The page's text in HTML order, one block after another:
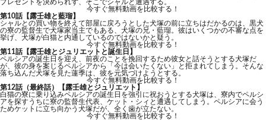
プレゼントを決められず、そこでシャルと遭遇する。
今すぐ無料動画を比較する！
第10話【露壬雄と藍瑠】
シャルとの買い物を終えて部屋に戻ろうとした犬塚の前に立ちはだかるのは、黒犬
の寮の監督生で犬塚家当主でもある、犬塚の兄・藍瑠。彼はいくつかの不審な点を
挙げ、犬塚が白猫と内通しているのではないかと疑う。
今すぐ無料動画を比較する！
第11話【露壬雄とジュリエットと誕生日】
ペルシアの誕生日を迎え、前夜のことを挽回するため彼女と話そうとする犬塚だ
が、彼の身を案じるペルシアから「今は会いたくない」と拒まれてしまう。そんな
落ち込んだ犬塚を見た蓮季は、彼を元気づけようとする。
今すぐ無料動画を比較する！
第12話（最終話）【露壬雄とジュリエット】
白猫の寮に乗り込みペルシアの誕生日を強引に祝おうとする犬塚は、寮内でペルシ
アを探すうちに寮の監督生代表、ケット・シィと遭遇してしまう。ペルシアに会う
ためケットに立ち向かう犬塚だが、全く歯が立たない。
今すぐ無料動画を比較する！